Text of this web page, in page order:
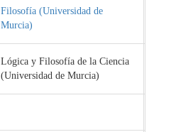
Filosofía (Universidad de
Murcia)
Lógica y Filosofía de la Ciencia
(Universidad de Murcia)